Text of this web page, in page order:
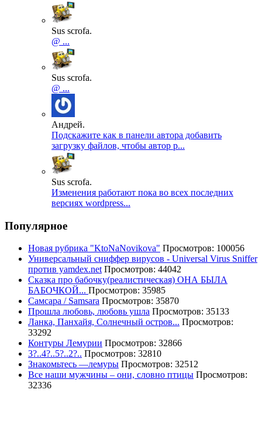
Sus scrofa.
@ ...
Sus scrofa.
@ ...
Андрей.
Подскажите как в панели автора добавить
загрузку файлов, чтобы автор р...
Sus scrofa.
Изменения работают пока во всех последних
версиях wordpress...
Популярное
Новая рубрика "KtoNaNovikova" Просмотров: 100056
Универсальный сниффер вирусов - Universal Virus Sniffer
против yamdex.net Просмотров: 44042
Сказка про бабочку(реалистическая) ОНА БЫЛА
БАБОЧКОЙ... Просмотров: 35985
Самсара / Samsara Просмотров: 35870
Прошла любовь, любовь ушла Просмотров: 35133
Ланка, Панхайя, Солнечный остров... Просмотров:
33292
Контуры Лемурии Просмотров: 32866
3?..4?..5?..2?.. Просмотров: 32810
Знакомьтесь —лемуры Просмотров: 32512
Все наши мужчины – они, словно птицы Просмотров:
32336